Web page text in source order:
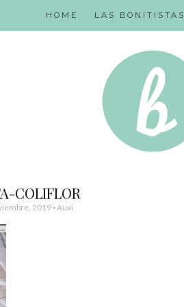
HOME LAS BONITISTAS
COLIFLOR
2019-Auxi